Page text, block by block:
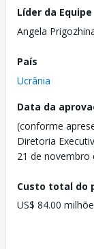
Líder da Equipe
Angela
País
Ucrânia
Data da
(conforme
Diretoria
21 de novembro
Custo total do
US$ 84.00